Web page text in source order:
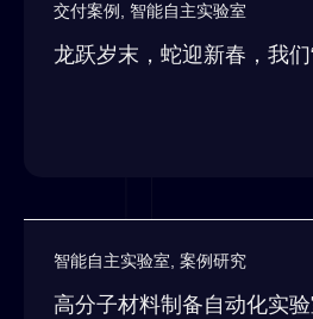
交付案例 , 智能自主实验室
龙跃岁末，蛇迎新春，我们
智能自主实验室, 案例研究
高分子材料制备自动化实